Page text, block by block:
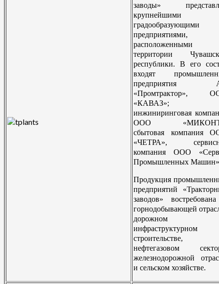
заводы»
крупнейшими
градообразующими
предприятиями,
расположенными
территории
республики. В его
входят
предприятия
«Промтрактор»,
«КАВАЗ»;
инжиниринговая
ООО
сбытовая компания
«ЧЕТРА»,
компания ООО
Промышленных
Продукция
предприятий
заводов»
горнодобывающей
дорожном
инфраструктурном
строительстве,
нефтегазовом
железнодорожной
и сельском хозяйстве.